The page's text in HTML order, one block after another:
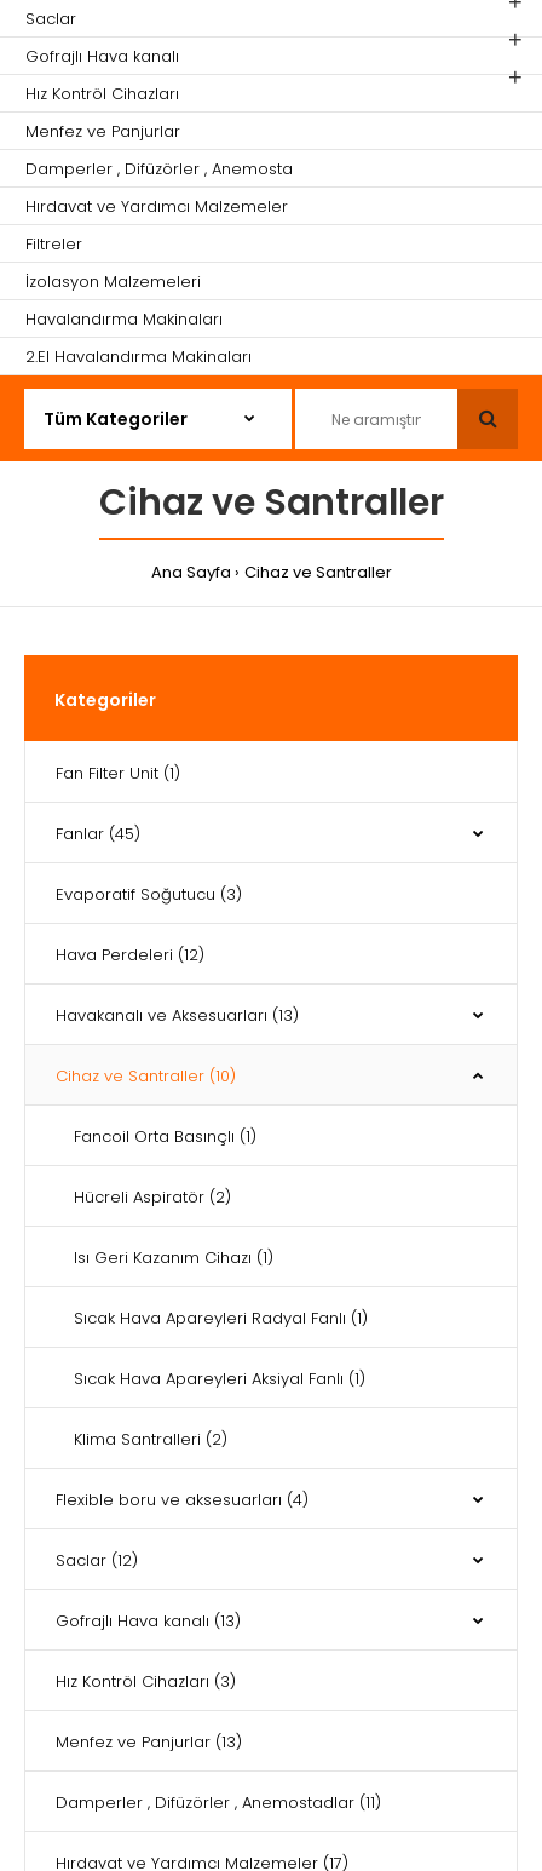
Saclar
Gofrajlı Hava kanalı
Hız Kontröl Cihazları
Menfez ve Panjurlar
Damperler , Difüzörler , Anemosta
Hırdavat ve Yardımcı Malzemeler
Filtreler
İzolasyon Malzemeleri
Havalandırma Makinaları
2.El Havalandırma Makinaları
Cihaz ve Santraller
Ana Sayfa Cihaz ve Santraller
Kategoriler
Fan Filter Unit (1)
Fanlar (45)
Evaporatif Soğutucu (3)
Hava Perdeleri (12)
Havakanalı ve Aksesuarları (13)
Cihaz ve Santraller (10)
Fancoil Orta Basınçlı (1)
Hücreli Aspiratör (2)
Isı Geri Kazanım Cihazı (1)
Sıcak Hava Apareyleri Radyal Fanlı (1)
Sıcak Hava Apareyleri Aksiyal Fanlı (1)
Klima Santralleri (2)
Flexible boru ve aksesuarları (4)
Saclar (12)
Gofrajlı Hava kanalı (13)
Hız Kontröl Cihazları (3)
Menfez ve Panjurlar (13)
Damperler , Difüzörler , Anemostadlar (11)
Hırdavat ve Yardımcı Malzemeler (17)